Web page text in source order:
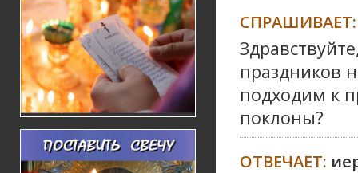
СПРАШИВАЕТ:
праздников
подходим к
поклоны?
ОТВЕЧАЕТ: